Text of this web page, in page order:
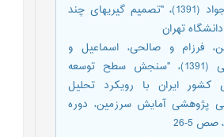
- اصغرپور، محمدجواد (1391)، "تصمیم گیریهای چند
تهران
فرزام و صالحی، اسماعیل و
دیناروندی، مرتضی (1391)، "سنجش سطح توسعه
کشور ایران با رویکرد تحلیل
پژوهشی آمایش سرزمین، دوره
5-26